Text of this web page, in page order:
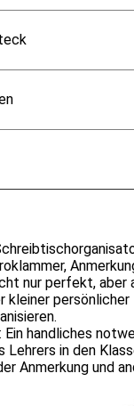
nur perfekt, aber
handliches
in den
Anmerkung und